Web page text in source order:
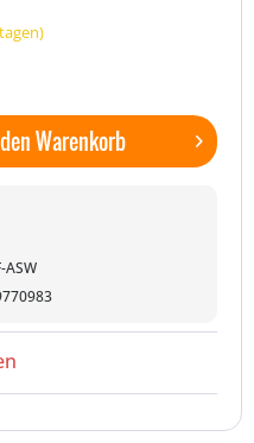
Warenkorb
ASW